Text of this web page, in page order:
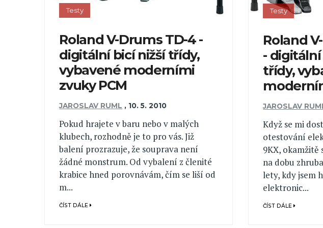
Testy
Roland V-Drums TD-4 -
digitální bicí nižší třídy,
vybavené moderními
zvuky PCM
JAROSLAV RUML , 10. 5. 2010
Pokud hrajete v baru nebo v malých
klubech, rozhodně je to pro vás. Již
balení prozrazuje, že souprava není
žádné monstrum. Od vybalení z členité
krabice hned porovnávám, čím se liší od
m...
ČÍST DÁLE
Testy
Roland
-
třídy,
JAROSLAV
Když se mi
otestování
9KX,
na dobu
lety, kdy jsem
elektronic...
ČÍST DÁLE